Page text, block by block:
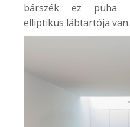
bárszék ez puha
elliptikus lábtartója